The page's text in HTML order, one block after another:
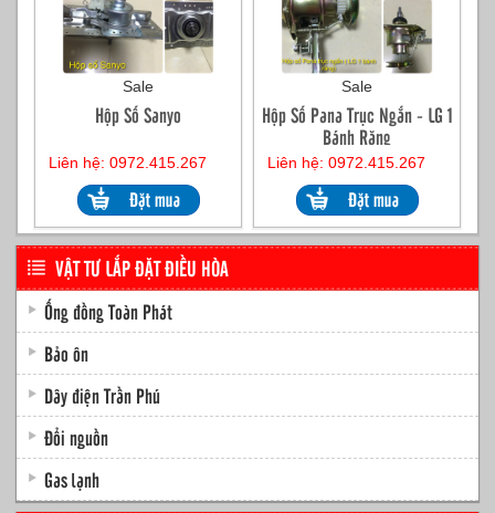
Sale
Hộp Số Sanyo
Liên hệ: 0972.415.267
Sale
Hộp Số Pana Trục Ngắn - LG 1
Bánh Răng
Liên hệ: 0972.415.267
VẬT TƯ LẮP ĐẶT ĐIỀU HÒA
Ống đồng Toàn Phát
Bảo ôn
Dây điện Trần Phú
Đổi nguồn
Gas lạnh